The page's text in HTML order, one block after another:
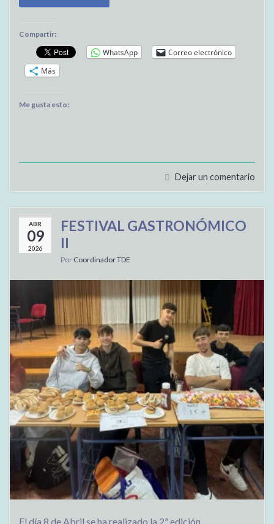
Compartir:
WhatsApp
Correo electrónico
Más
Me gusta esto:
Dejar un comentario
ABR
09
2026
FESTIVAL GASTRONÓMICO
II
Por Coordinador TDE
El día 8 de Abril se ha realizado la 2ª edición